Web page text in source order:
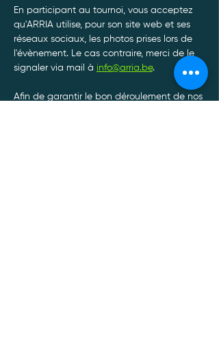
En participant au tournoi, vous acceptez
qu'ARRIA utilise, pour son site web et ses
réseaux sociaux, les photos prises lors de
l'évènement. Le cas contraire, merci de le
signaler via mail à info@arria.be.
Afin de garantir le bon déroulement de nos